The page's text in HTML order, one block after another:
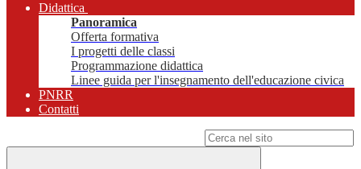
Didattica
Panoramica
Offerta formativa
I progetti delle classi
Programmazione didattica
Linee guida per l'insegnamento dell'educazione civica
PNRR
Contatti